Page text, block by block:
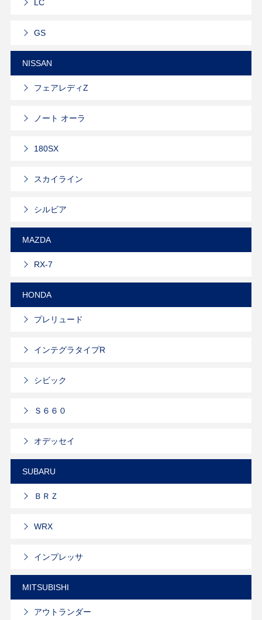
LC
GS
NISSAN
フェアレディZ
ノート オーラ
180SX
スカイライン
シルビア
MAZDA
RX-7
HONDA
プレリュード
インテグラタイプR
シビック
Ｓ６６０
オデッセイ
SUBARU
ＢＲＺ
WRX
インプレッサ
MITSUBISHI
アウトランダー